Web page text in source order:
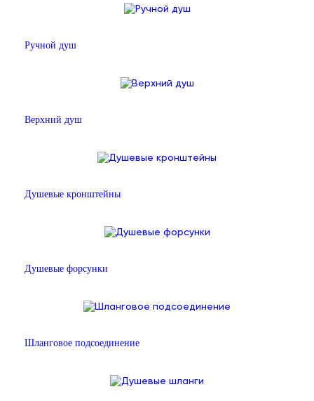
Ручной душ
Верхний душ
Душевые кронштейны
Душевые форсунки
Шланговое подсоединение